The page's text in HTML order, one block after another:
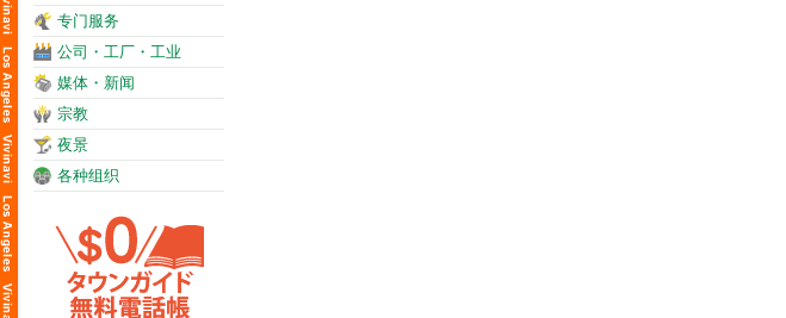
专门服务
公司・工厂・工业
媒体・新闻
宗教
夜景
各种组织